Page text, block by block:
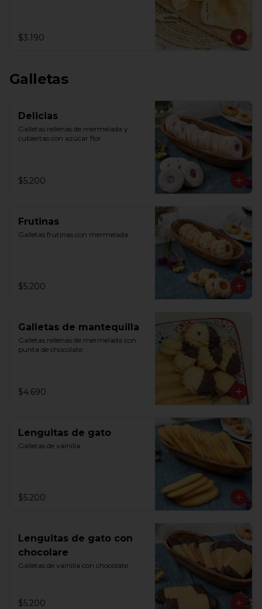
$3.190
Galletas
Delicias
Galletas rellenas de mermelada y
cubiertas con azúcar flor
$5.200
Frutinas
Galletas frutinas con mermelada
$5.200
Galletas de mantequilla
Galletas rellenas de mermelada con
punta de chocolate
$4.690
Lenguitas de gato
Galletas de vainilla
$5.200
Lenguitas de gato con
chocolare
Galletas de vainilla con chocolate
$5.200